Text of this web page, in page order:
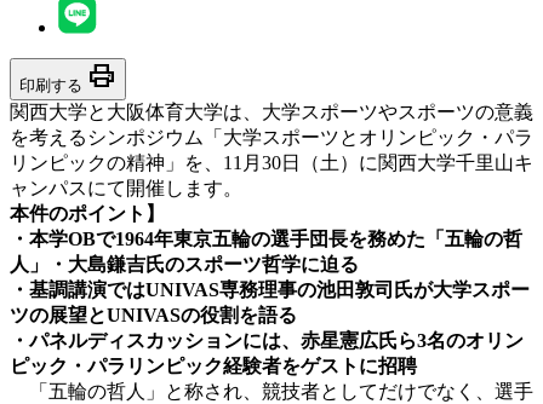
印刷する print
関西大学と大阪体育大学は、大学スポーツやスポーツの意義
を考えるシンポジウム「大学スポーツとオリンピック・パラ
リンピックの精神」を、11月30日（土）に関西大学千里山キ
ャンパスにて開催します。
本件のポイント】
・本学OBで1964年東京五輪の選手団長を務めた「五輪の哲
人」・大島鎌吉氏のスポーツ哲学に迫る
・基調講演ではUNIVAS専務理事の池田敦司氏が大学スポー
ツの展望とUNIVASの役割を語る
・パネルディスカッションには、赤星憲広氏ら3名のオリン
ピック・パラリンピック経験者をゲストに招聘
「五輪の哲人」と称され、競技者としてだけでなく、選手